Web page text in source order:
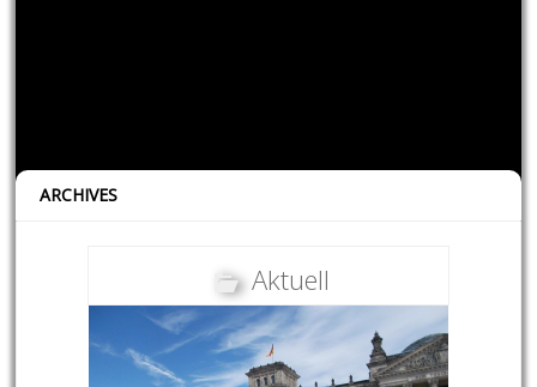
ARCHIVES
Aktuell